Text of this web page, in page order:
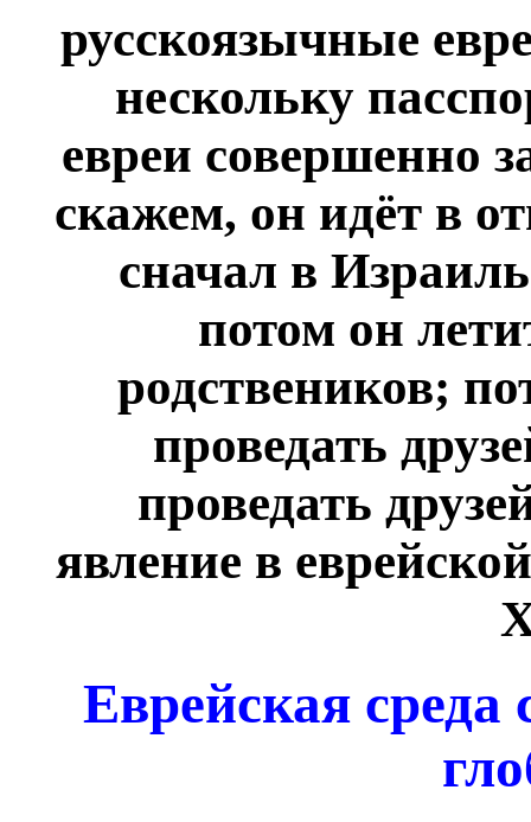
русскоязычные
нескольку
евреи совершенно
скажем, он идёт в
сначал в
потом он
родствеников;
проведать
проведать
явление в
Еврейская среда